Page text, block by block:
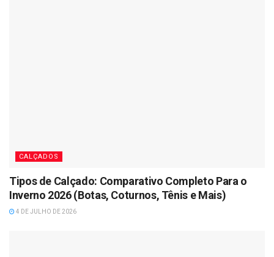
CALÇADOS
Tipos de Calçado: Comparativo Completo Para o
Inverno 2026 (Botas, Coturnos, Tênis e Mais)
4 DE JULHO DE 2026